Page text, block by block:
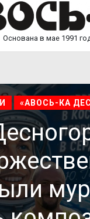
Основана в мае 1991
«АВОСЬ-КА